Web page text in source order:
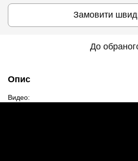
Замовити
До
Опис
Видео: